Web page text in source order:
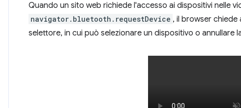
Quando un sito web richiede l'accesso ai dispositivi nelle
navigator.bluetooth.requestDevice , il browser chiede
selettore, in cui può selezionare un dispositivo o annullare